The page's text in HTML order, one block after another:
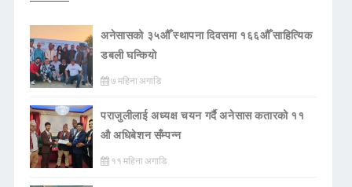
अनेसासको ३५औँ स्थापना दिवसमा १६६औँ साहित्यिक
डबली घन्कियाे
७ महिना अगाडि
पराजुलीलाई अध्यक्ष चयन गर्दै अनेसास कतारको ११
औ अधिबेशन सँम्पन्न
११ महिना अगाडि